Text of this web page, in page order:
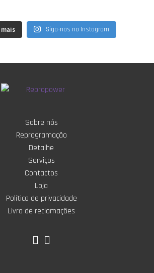
Siga-nos no Instagram
Sobre nós
Reprogramação
Detalhe
Serviços
Contactos
Loja
Política de privacidade
Livro de reclamações